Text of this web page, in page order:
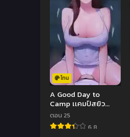
โทน
A Good Day to
Camp เเคมป์สยิว
อลเวง
ตอน 25
6.8